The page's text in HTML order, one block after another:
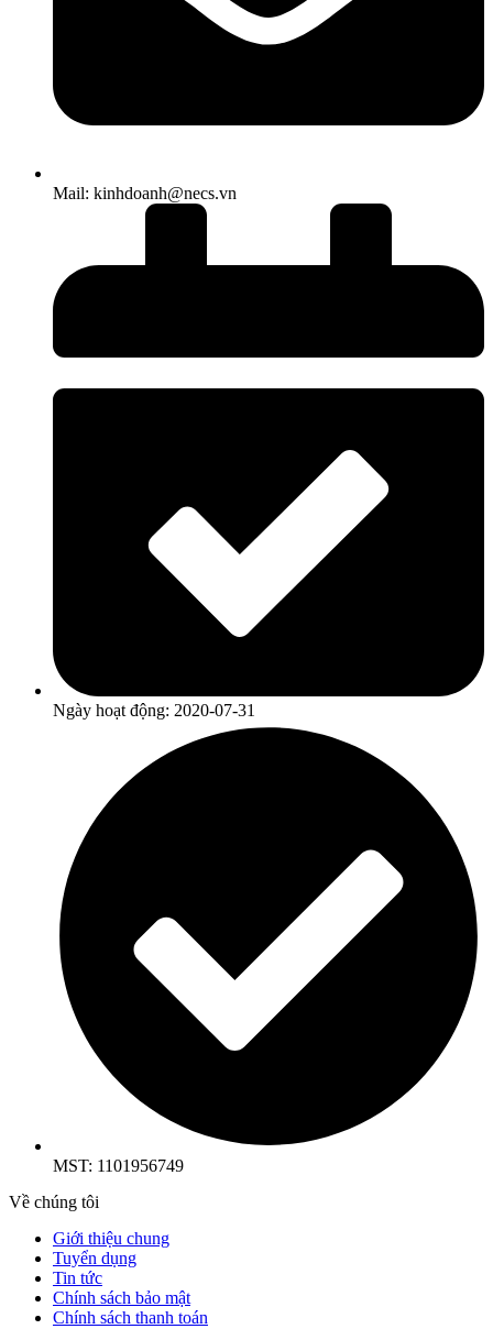
Mail: kinhdoanh@necs.vn
Ngày hoạt động: 2020-07-31
MST: 1101956749
Về chúng tôi
Giới thiệu chung
Tuyển dụng
Tin tức
Chính sách bảo mật
Chính sách thanh toán